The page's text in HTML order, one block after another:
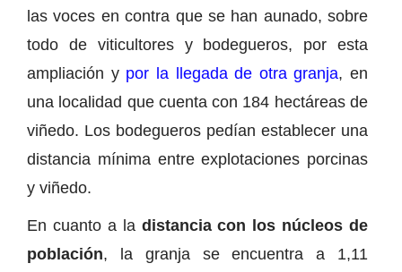
las voces en contra que se han aunado, sobre
todo de viticultores y bodegueros, por esta
ampliación y por la llegada de otra granja, en
una localidad que cuenta con 184 hectáreas de
viñedo. Los bodegueros pedían establecer una
distancia mínima entre explotaciones porcinas
y viñedo.
En cuanto a la distancia con los núcleos de
población, la granja se encuentra a 1,11